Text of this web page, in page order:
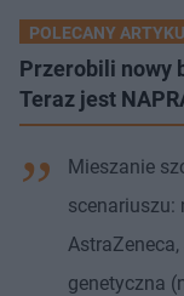
POLECANY
Przerobili nowy
Teraz jest
Mieszanie
scenariuszu:
genetyczna